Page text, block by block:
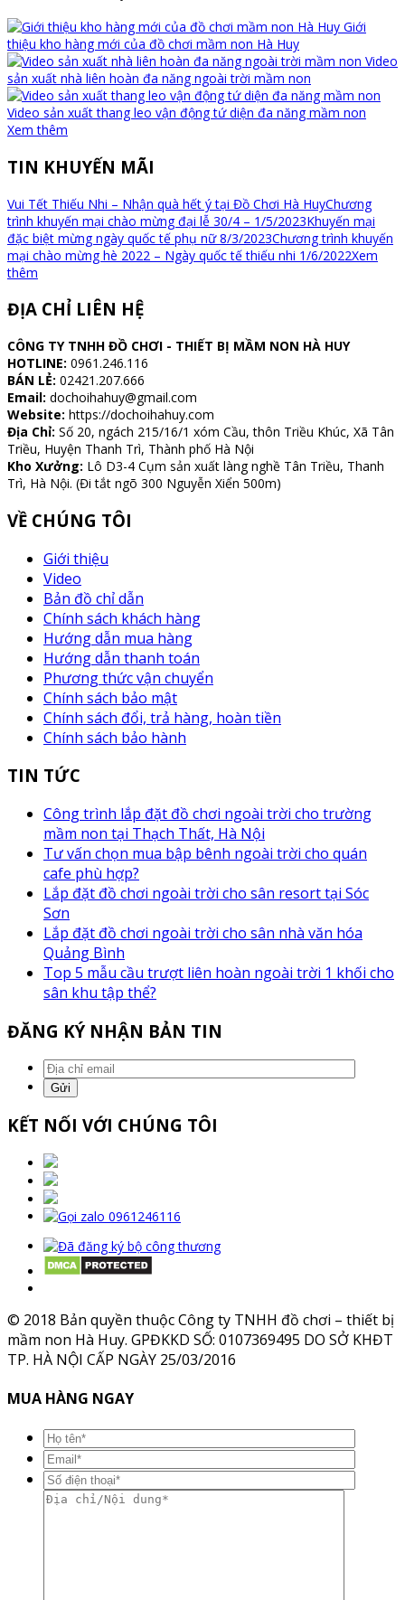
Giới
thiệu kho hàng mới của đồ chơi mầm non Hà Huy
Video
sản xuất nhà liên hoàn đa năng ngoài trời mầm non
Video sản xuất thang leo vận động tứ diện đa năng mầm non
Xem thêm
TIN KHUYẾN MÃI
Vui Tết Thiếu Nhi – Nhận quà hết ý tại Đồ Chơi Hà HuyChương
trình khuyến mại chào mừng đại lễ 30/4 – 1/5/2023Khuyến mại
đặc biệt mừng ngày quốc tế phụ nữ 8/3/2023Chương trình khuyến
mại chào mừng hè 2022 – Ngày quốc tế thiếu nhi 1/6/2022Xem
thêm
ĐỊA CHỈ LIÊN HỆ
CÔNG TY TNHH ĐỒ CHƠI - THIẾT BỊ MẦM NON HÀ HUY
HOTLINE: 0961.246.116
BÁN LẺ: 02421.207.666
Email: dochoihahuy@gmail.com
Website: https://dochoihahuy.com
Địa Chỉ: Số 20, ngách 215/16/1 xóm Cầu, thôn Triều Khúc, Xã Tân
Triều, Huyện Thanh Trì, Thành phố Hà Nội
Kho Xưởng: Lô D3-4 Cụm sản xuất làng nghề Tân Triều, Thanh
Trì, Hà Nội. (Đi tắt ngõ 300 Nguyễn Xiển 500m)
VỀ CHÚNG TÔI
Giới thiệu
Video
Bản đồ chỉ dẫn
Chính sách khách hàng
Hướng dẫn mua hàng
Hướng dẫn thanh toán
Phương thức vận chuyển
Chính sách bảo mật
Chính sách đổi, trả hàng, hoàn tiền
Chính sách bảo hành
TIN TỨC
Công trình lắp đặt đồ chơi ngoài trời cho trường
mầm non tại Thạch Thất, Hà Nội
Tư vấn chọn mua bập bênh ngoài trời cho quán
cafe phù hợp?
Lắp đặt đồ chơi ngoài trời cho sân resort tại Sóc
Sơn
Lắp đặt đồ chơi ngoài trời cho sân nhà văn hóa
Quảng Bình
Top 5 mẫu cầu trượt liên hoàn ngoài trời 1 khối cho
sân khu tập thể?
ĐĂNG KÝ NHẬN BẢN TIN
KẾT NỐI VỚI CHÚNG TÔI
© 2018 Bản quyền thuộc Công ty TNHH đồ chơi – thiết bị
mầm non Hà Huy. GPĐKKD SỐ: 0107369495 DO SỞ KHĐT
TP. HÀ NỘI CẤP NGÀY 25/03/2016
MUA HÀNG NGAY